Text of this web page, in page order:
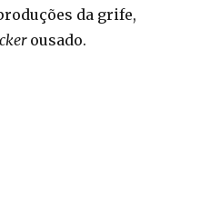
da grife,
ousado.